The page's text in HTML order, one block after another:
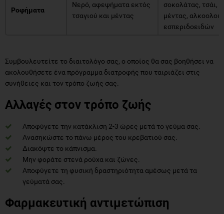
Ροφήματα
Νερό, αφεψήματα εκτός
τσαγιού και μέντας
σοκολάτας, τσάι,
μέντας,
εσπεριδοειδών
Συμβουλευτείτε το διαιτολόγο σας, ο οποίος θα σας βοηθήσει να
ακολουθήσετε ένα πρόγραμμα διατροφής που ταιριάζει στις
συνήθειες και τον τρόπο ζωής σας.
Αλλαγές στον τρόπο ζωής
Αποφύγετε την κατάκλιση 2-3 ώρες μετά το γεύμα σας.
Ανασηκώστε το πάνω μέρος του κρεβατιού σας.
Διακόψτε το κάπνισμα.
Μην φοράτε στενά ρούχα και ζώνες.
Αποφύγετε τη φυσική δραστηριότητα αμέσως μετά τα
γεύματά σας.
Φαρμακευτική αντιμετώπιση